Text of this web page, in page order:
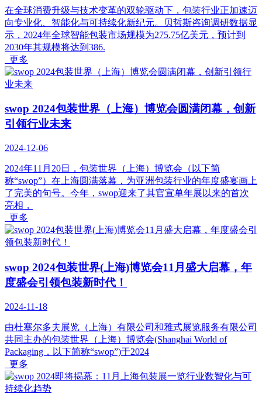
在全球消费升级与技术变革的双轮驱动下，包装行业正加速迈
向专业化、智能化与可持续化新纪元。贝哲斯咨询调研数据显
示，2024年全球智能包装市场规模为275.75亿美元，预计到
2030年其规模将达到386.
更多
swop 2024包装世界（上海）博览会圆满闭幕，创新
引领行业未来
2024-12-06
2024年11月20日，包装世界（上海）博览会（以下简
称“swop”）在上海圆满落幕，为亚洲包装行业的年度盛宴画上
了完美的句号。今年，swop迎来了其官宣单年展以来的首次
亮相，
更多
swop 2024包装世界(上海)博览会11月盛大启幕，年
度盛会引领包装新时代！
2024-11-18
由杜塞尔多夫展览（上海）有限公司和雅式展览服务有限公司
共同主办的包装世界（上海）博览会(Shanghai World of
Packaging，以下简称“swop”)于2024
更多